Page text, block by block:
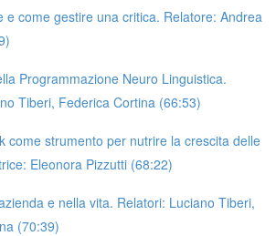
e come gestire una critica. Relatore: Andrea
Programmazione Neuro Linguistica.
Tiberi, Federica Cortina (66:53)
come strumento per nutrire la crescita delle
Eleonora Pizzutti (68:22)
e nella vita. Relatori: Luciano Tiberi,
(70:39)